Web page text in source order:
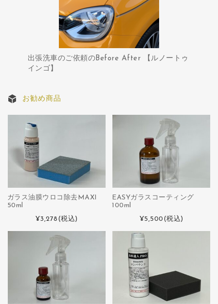
出張洗車のご依頼のBefore After 【ルノートゥ
インゴ】
お勧め商品
ガラス油膜ウロコ除去MAXI
50ml
¥3,278 (税込)
EASYガラスコーティング
100ml
¥5,500 (税込)